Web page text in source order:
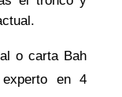
o carta Bah
en 4